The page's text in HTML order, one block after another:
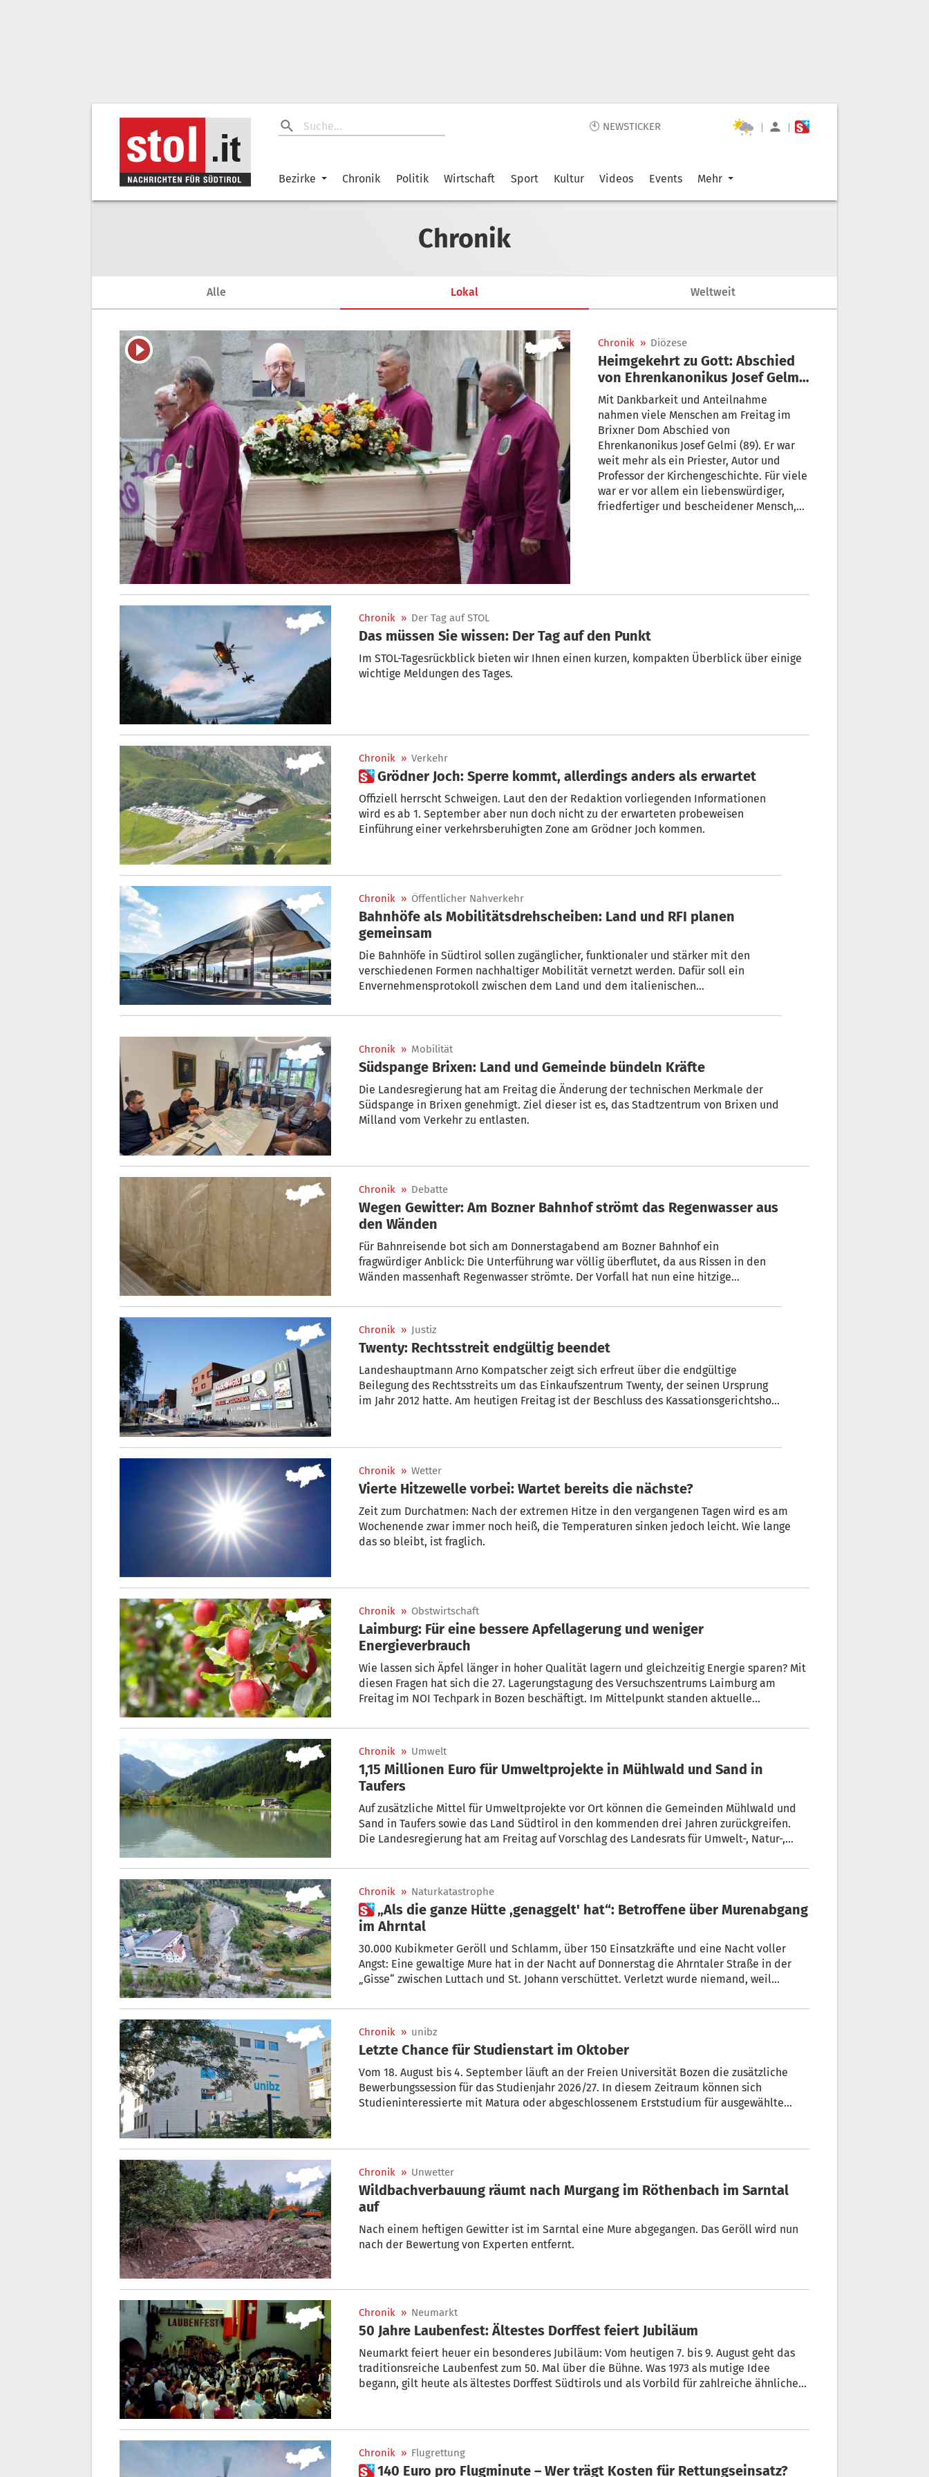
🕙 NEWSTICKER | |
Bezirke Chronik Politik Wirtschaft Sport Kultur Videos Events Mehr
Chronik
Alle Lokal Weltweit
Chronik » Diözese
Heimgekehrt zu Gott: Abschied
von Ehrenkanonikus Josef Gelmi
(89)
Mit Dankbarkeit und Anteilnahme
nahmen viele Menschen am Freitag im
Brixner Dom Abschied von
Ehrenkanonikus Josef Gelmi (89). Er war
weit mehr als ein Priester, Autor und
Professor der Kirchengeschichte. Für viele
war er vor allem ein liebenswürdiger,
friedfertiger und bescheidener Mensch,
Chronik » Der Tag auf STOL
Das müssen Sie wissen: Der Tag auf den Punkt
Im STOL-Tagesrückblick bieten wir Ihnen einen kurzen, kompakten Überblick über einige
wichtige Meldungen des Tages.
Chronik » Verkehr
 Grödner Joch: Sperre kommt, allerdings anders als erwartet
Offiziell herrscht Schweigen. Laut den der Redaktion vorliegenden Informationen
wird es ab 1. September aber nun doch nicht zu der erwarteten probeweisen
Einführung einer verkehrsberuhigten Zone am Grödner Joch kommen.
Chronik » Öffentlicher Nahverkehr
Bahnhöfe als Mobilitätsdrehscheiben: Land und RFI planen
gemeinsam
Die Bahnhöfe in Südtirol sollen zugänglicher, funktionaler und stärker mit den
verschiedenen Formen nachhaltiger Mobilität vernetzt werden. Dafür soll ein
Envernehmensprotokoll zwischen dem Land und dem italienischen
genehmigt wurde.
Chronik » Mobilität
Südspange Brixen: Land und Gemeinde bündeln Kräfte
Die Landesregierung hat am Freitag die Änderung der technischen Merkmale der
Südspange in Brixen genehmigt. Ziel dieser ist es, das Stadtzentrum von Brixen und
Milland vom Verkehr zu entlasten.
Chronik » Debatte
Wegen Gewitter: Am Bozner Bahnhof strömt das Regenwasser aus
den Wänden
Für Bahnreisende bot sich am Donnerstagabend am Bozner Bahnhof ein
fragwürdiger Anblick: Die Unterführung war völlig überflutet, da aus Rissen in den
Wänden massenhaft Regenwasser strömte. Der Vorfall hat nun eine hitzige
Chronik » Justiz
Twenty: Rechtsstreit endgültig beendet
Landeshauptmann Arno Kompatscher zeigt sich erfreut über die endgültige
Beilegung des Rechtsstreits um das Einkaufszentrum Twenty, der seinen Ursprung
im Jahr 2012 hatte. Am heutigen Freitag ist der Beschluss des Kassationsgerichtshofs
Chronik » Wetter
Vierte Hitzewelle vorbei: Wartet bereits die nächste?
Zeit zum Durchatmen: Nach der extremen Hitze in den vergangenen Tagen wird es am
Wochenende zwar immer noch heiß, die Temperaturen sinken jedoch leicht. Wie lange
das so bleibt, ist fraglich.
Chronik » Obstwirtschaft
Laimburg: Für eine bessere Apfellagerung und weniger
Energieverbrauch
Wie lassen sich Äpfel länger in hoher Qualität lagern und gleichzeitig Energie sparen? Mit
diesen Fragen hat sich die 27. Lagerungstagung des Versuchszentrums Laimburg am
Freitag im NOI Techpark in Bozen beschäftigt. Im Mittelpunkt standen aktuelle
energieeffizienten Lagertechnologien.
Chronik » Umwelt
1,15 Millionen Euro für Umweltprojekte in Mühlwald und Sand in
Taufers
Auf zusätzliche Mittel für Umweltprojekte vor Ort können die Gemeinden Mühlwald und
Sand in Taufers sowie das Land Südtirol in den kommenden drei Jahren zurückgreifen.
Die Landesregierung hat am Freitag auf Vorschlag des Landesrats für Umwelt-, Natur-,
Wasserkraftwerk Mühlen für den Zeitraum von 2026 bis 2028 genehmigt. Insgesamt stehen
1,15 Millionen Euro zur Verfügung.
Chronik » Naturkatastrophe
 „Als die ganze Hütte ,genaggelt' hat“: Betroffene über Murenabgang
im Ahrntal
30.000 Kubikmeter Geröll und Schlamm, über 150 Einsatzkräfte und eine Nacht voller
Angst: Eine gewaltige Mure hat in der Nacht auf Donnerstag die Ahrntaler Straße in der
„Gisse“ zwischen Luttach und St. Johann verschüttet. Verletzt wurde niemand, weil
sie die Schreckensnacht erlebten, schildern die Betroffenen Hildegard Oberschmied und
Agnes Zimmerhofer.
Chronik » unibz
Letzte Chance für Studienstart im Oktober
Vom 18. August bis 4. September läuft an der Freien Universität Bozen die zusätzliche
Bewerbungssession für das Studienjahr 2026/27. In diesem Zeitraum können sich
Studieninteressierte mit Matura oder abgeschlossenem Erststudium für ausgewählte
Chronik » Unwetter
Wildbachverbauung räumt nach Murgang im Röthenbach im Sarntal
auf
Nach einem heftigen Gewitter ist im Sarntal eine Mure abgegangen. Das Geröll wird nun
nach der Bewertung von Experten entfernt.
Chronik » Neumarkt
50 Jahre Laubenfest: Ältestes Dorffest feiert Jubiläum
Neumarkt feiert heuer ein besonderes Jubiläum: Vom heutigen 7. bis 9. August geht das
traditionsreiche Laubenfest zum 50. Mal über die Bühne. Was 1973 als mutige Idee
begann, gilt heute als ältestes Dorffest Südtirols und als Vorbild für zahlreiche ähnliche
Chronik » Flugrettung
 140 Euro pro Flugminute – Wer trägt Kosten für Rettungseinsatz?